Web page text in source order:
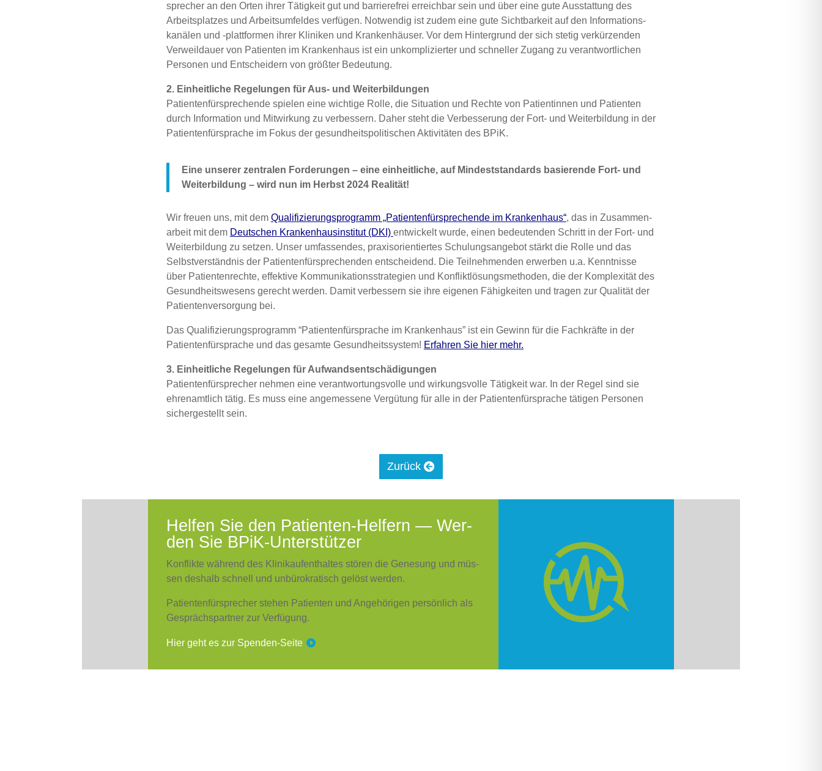
spre­cher an den Orten ihrer Tätig­keit gut und bar­rie­re­frei erreich­bar sein und über eine gute Aus­stat­tung des
Arbeits­plat­zes und Arbeits­um­fel­des ver­fü­gen. Not­wen­dig ist zudem eine gute Sicht­bar­keit auf den Infor­ma­ti­ons­
ka­nä­len und ‑platt­for­men ihrer Kli­ni­ken und Kran­ken­häu­ser. Vor dem Hin­ter­grund der sich ste­tig ver­kür­zen­den
Ver­weil­dau­er von Pati­en­ten im Kran­ken­haus ist ein unkom­pli­zier­ter und schnel­ler Zugang zu ver­ant­wort­li­chen
Per­so­nen und Ent­schei­dern von größ­ter Bedeu­tung.
2. Ein­heit­li­che Rege­lun­gen für Aus- und Wei­ter­bil­dun­gen
Pati­en­ten­für­spre­chen­de spie­len eine wich­ti­ge Rol­le, die Situa­ti­on und Rech­te von Pati­en­tin­nen und Pati­en­ten
durch Infor­ma­ti­on und Mit­wir­kung zu ver­bes­sern. Daher steht die Ver­bes­se­rung der Fort- und Wei­ter­bil­dung in der
Pati­en­ten­für­spra­che im Fokus der gesund­heits­po­li­ti­schen Akti­vi­tä­ten des BPiK.
Eine unse­rer zen­tra­len For­de­run­gen – eine ein­heit­li­che, auf Min­dest­stan­dards basie­ren­de Fort- und
Wei­ter­bil­dung – wird nun im Herbst 2024 Rea­li­tät!
Wir freu­en uns, mit dem Qua­li­fi­zie­rungs­pro­gramm „Pati­en­ten­für­spre­chen­de im Kran­ken­haus“, das in Zusam­men­
ar­beit mit dem Deut­schen Kran­ken­haus­in­sti­tut (DKI) ent­wi­ckelt wur­de, einen bedeu­ten­den Schritt in der Fort- und
Wei­ter­bil­dung zu set­zen. Unser umfas­sen­des, pra­xis­ori­en­tier­tes Schu­lungs­an­ge­bot stärkt die Rol­le und das
Selbst­ver­ständ­nis der Pati­en­ten­für­spre­chen­den ent­schei­dend. Die Teil­neh­men­den erwer­ben u.a. Kennt­nis­se
über Pati­en­ten­rech­te, effek­ti­ve Kom­mu­ni­ka­ti­ons­stra­te­gien und Kon­flikt­lö­sungs­me­tho­den, die der Kom­ple­xi­tät des
Gesund­heits­we­sens gerecht wer­den. Damit ver­bes­sern sie ihre eige­nen Fähig­kei­ten und tra­gen zur Qua­li­tät der
Pati­en­ten­ver­sor­gung bei.
Das Qua­li­fi­zie­rungs­pro­gramm “Pati­en­ten­für­spra­che im Kran­ken­haus” ist ein Gewinn für die Fach­kräf­te in der
Pati­en­ten­für­spra­che und das gesam­te Gesund­heits­sys­tem! Erfah­ren Sie hier mehr.
3. Ein­heit­li­che Rege­lun­gen für Auf­wands­ent­schä­di­gun­gen
Pati­en­ten­für­spre­cher neh­men eine ver­ant­wor­tungs­vol­le und wir­kungs­vol­le Tätig­keit war. In der Regel sind sie
ehren­amt­lich tätig. Es muss eine ange­mes­se­ne Ver­gü­tung für alle in der Pati­en­ten­für­spra­che täti­gen Per­so­nen
sicher­ge­stellt sein.
Zurück
Hel­fen Sie den Pati­en­ten-Hel­fern — Wer­
den Sie BPiK-Unter­stüt­zer
Kon­flik­te wäh­rend des Kli­nik­auf­ent­hal­tes stö­ren die Gene­sung und müs­
sen des­halb schnell und unbü­ro­kra­tisch gelöst wer­den.
Pati­en­ten­für­spre­cher ste­hen Pati­en­ten und Ange­hö­ri­gen per­sön­lich als
Gesprächs­part­ner zur Ver­fü­gung.
Hier geht es zur Spen­den-Sei­te